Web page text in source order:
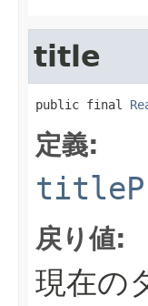
title
public final
定義:
戻り値:
現在の